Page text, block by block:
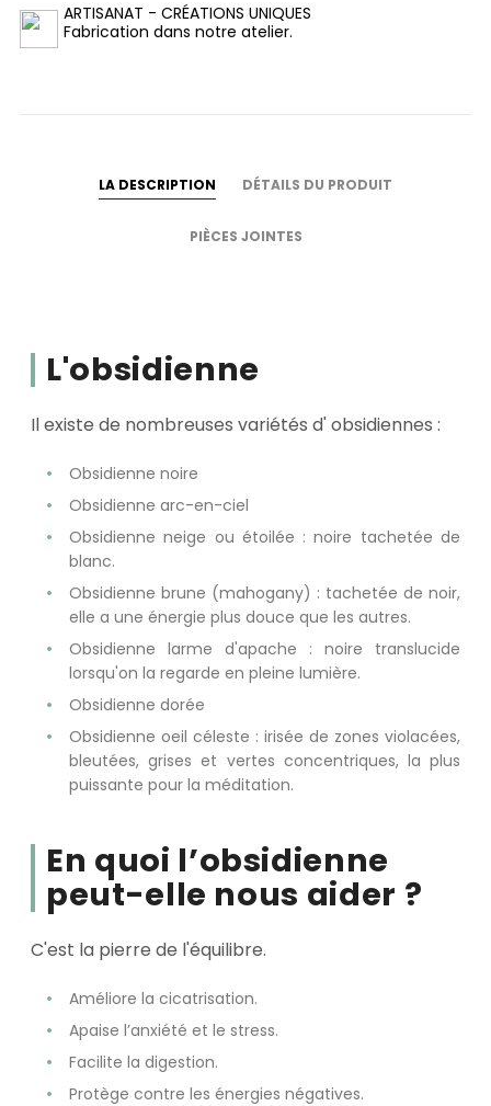
ARTISANAT - CRÉATIONS UNIQUES
Fabrication dans notre atelier.
LA DESCRIPTION DÉTAILS DU PRODUIT
PIÈCES JOINTES
L'obsidienne
Il existe de nombreuses variétés d' obsidiennes :
Obsidienne noire
Obsidienne arc-en-ciel
Obsidienne neige ou étoilée : noire tachetée de
blanc.
Obsidienne brune (mahogany) : tachetée de noir,
elle a une énergie plus douce que les autres.
Obsidienne larme d'apache : noire translucide
lorsqu'on la regarde en pleine lumière.
Obsidienne dorée
Obsidienne oeil céleste : irisée de zones violacées,
bleutées, grises et vertes concentriques, la plus
puissante pour la méditation.
En quoi l’obsidienne
peut-elle nous aider ?
C'est la pierre de l'équilibre.
Améliore la cicatrisation.
Apaise l’anxiété et le stress.
Facilite la digestion.
Protège contre les énergies négatives.